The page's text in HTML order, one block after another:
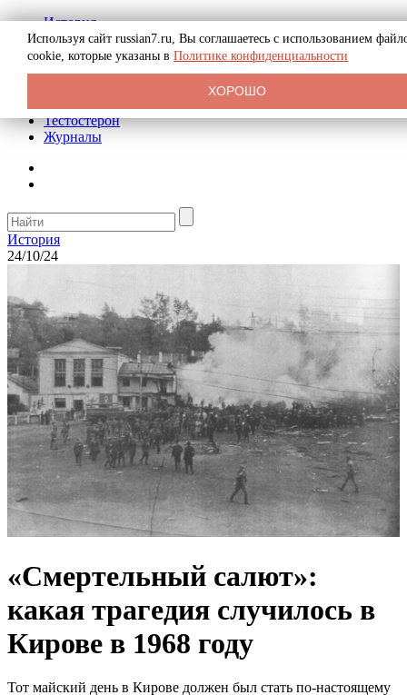
История
Биография
Криминал
Реклама на сайте
Тестостерон
Журналы
История
24/10/24
«Смертельный салют»:
какая трагедия случилось в
Кирове в 1968 году
Тот майский день в Кирове должен был стать по-настоящему
Используя сайт russian7.ru, Вы соглашаетесь с использованием
cookie, которые указаны в Политике конфиденциальности
ХОРОШО